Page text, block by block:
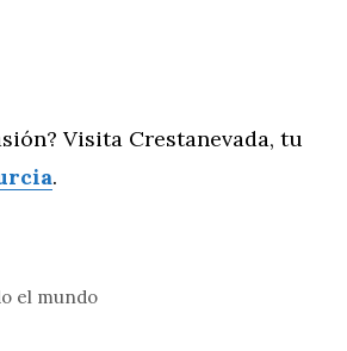
Visita Crestanevada, tu
.
el mundo